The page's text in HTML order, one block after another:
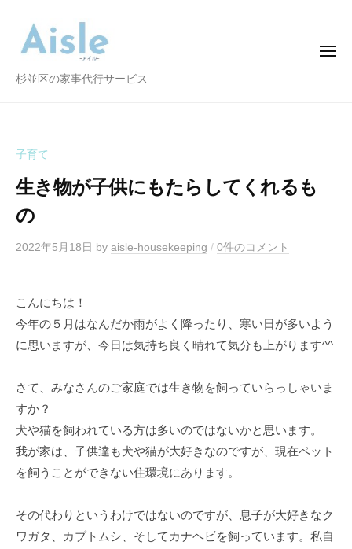
A
杉並区の家事代行サービス
メ
子育て
生き物が子供にもたらしてくれるも
の
2022年5月18日 by aisle-housekeeping / 0件のコメント
こんにちは！
今年の５月はなんだか雨がよく降ったり、寒い日が多いよう
に思いますが、今日は気持ち良く晴れて気分も上がります^^
さて、みなさんのご家庭では生き物を飼っていらっしゃいま
すか？
犬や猫を飼われている方は多いのではないかと思います。
我が家は、子供達も犬や猫が大好きなのですが、現在ペット
を飼うことができない住環境にあります。
その代わりというわけではないのですが、息子が大好きなク
ワガタ、カブトムシ、そしてカナヘビを飼っています。私自
e